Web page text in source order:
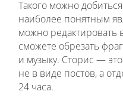
Такого можно
наиболее понятным
можно редактировать
сможете обрезать
и музыку. Сторис —
не в виде постов, а
24 часа.